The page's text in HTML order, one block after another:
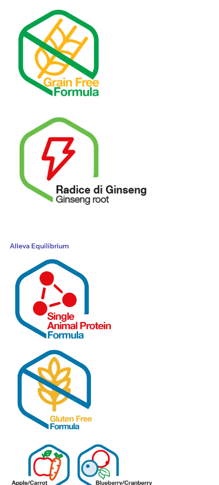
Alleva Equilibrium